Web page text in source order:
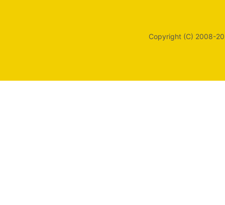
Copyright (C) 2008-